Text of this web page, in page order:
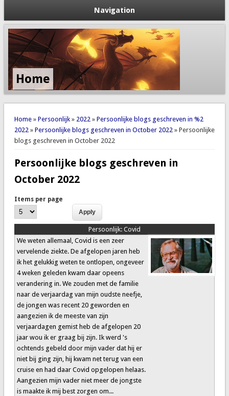
Navigation
Home
You are here
Home» Persoonlijk» 2022 » Persoonlijke blogs geschreven in %2
2022 » Persoonlijke blogs geschreven in October 2022 » Persoonlijke
blogs geschreven in October 2022
Persoonlijke blogs geschreven in
October 2022
Items per page
Persoonlijk: Covid
We weten allemaal, Covid is een zeer
vervelende ziekte. De afgelopen jaren heb
ik het gelukkig weten te ontlopen, ongeveer
4 weken geleden kwam daar opeens
verandering in. We zouden met de familie
naar de verjaardag van mijn oudste neefje,
de jongen was recent 20 geworden en
aangezien ik de meeste van zijn
verjaardagen gemist heb de afgelopen 20
jaar wou ik er graag bij zijn. Ik werd 's
ochtends gebeld door mijn vader dat hij er
niet bij ging zijn, hij kwam net terug van een
cruise en had daar Covid opgelopen helaas.
Aangezien mijn vader niet meer de jongste
is maakte ik mij best zorgen om...